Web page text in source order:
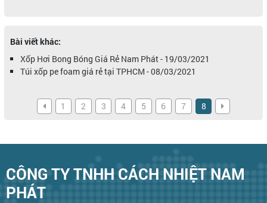
Bài viết khác:
Xốp Hơi Bong Bóng Giá Rẻ Nam Phát - 19/03/2021
Túi xốp pe foam giá rẻ tại TPHCM - 08/03/2021
1 2 3 4 5 6 7 8
CÔNG TY TNHH CÁCH NHIỆT NAM
PHÁT